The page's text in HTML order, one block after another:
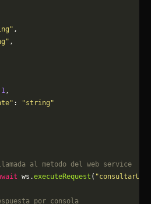
,
,
1,
:
"string"
al metodo del web service
ws.executeRequest (
por consola